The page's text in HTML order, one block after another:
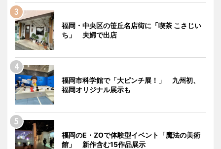
福岡・中央区の笹丘名店街に「喫茶 こさじい
ち」 夫婦で出店
福岡市科学館で「大ピンチ展！」 九州初、
福岡オリジナル展示も
福岡のE・ZOで体験型イベント「魔法の美術
館」 新作含む15作品展示